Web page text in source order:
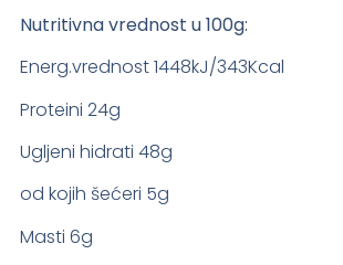
Nutritivna vrednost u 100g:
Energ.vrednost 1448kJ/343Kcal
Proteini 24g
Ugljeni hidrati 48g
od kojih šećeri 5g
Masti 6g